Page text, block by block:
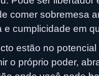
comer sobremesa
cumplicidade em
estão no
o próprio poder,